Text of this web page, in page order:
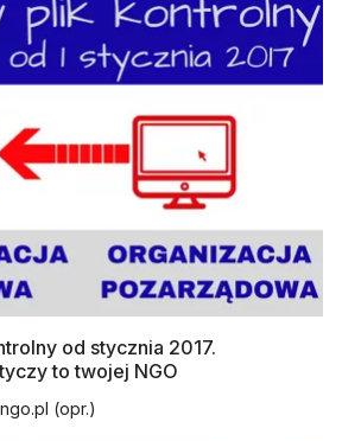
od stycznia 2017.
to twojej NGO
(opr.)